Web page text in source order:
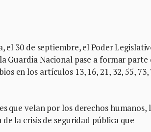
el 30 de septiembre, el Poder
Guardia Nacional pase a formar parte
en los artículos 13, 16, 21, 32, 55, 73,
que velan por los derechos humanos,
la crisis de seguridad pública que